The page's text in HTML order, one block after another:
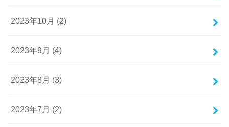
2023年10月 (2)
2023年9月 (4)
2023年8月 (3)
2023年7月 (2)